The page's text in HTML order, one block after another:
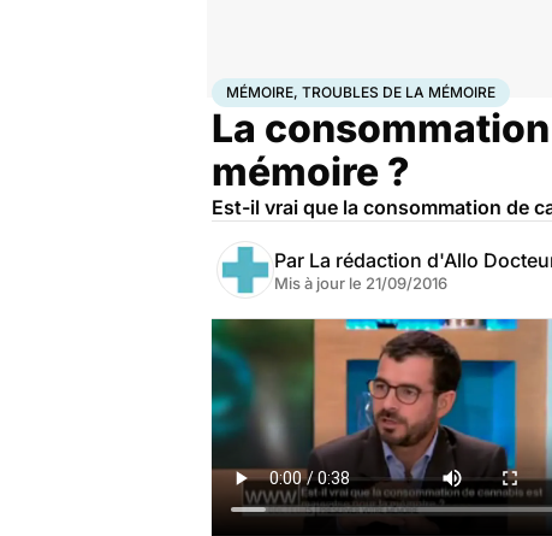
AccueilSanté Mémoire, troubles de la mémoire
MÉMOIRE, TROUBLES DE LA MÉMOIRE
La
mémoire ?
Est-il vrai que la consommation de
Par La rédaction d'Allo
Mis à jour le 21/09/2016